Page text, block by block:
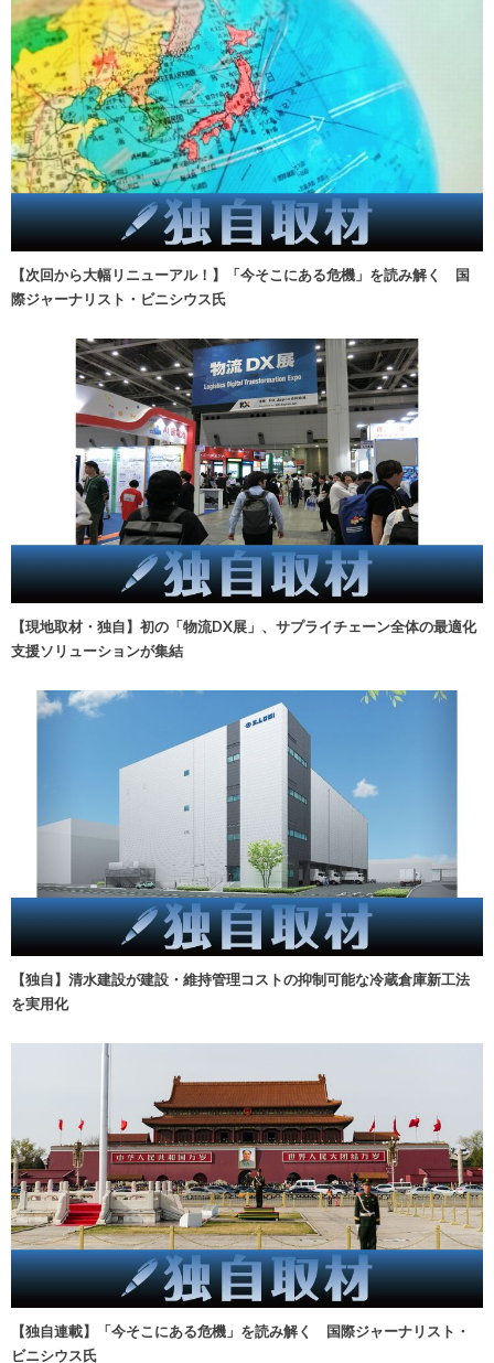
【次回から大幅リニューアル！】「今そこにある危機」を読み解く 国
際ジャーナリスト・ビニシウス氏
【現地取材・独自】初の「物流DX展」、サプライチェーン全体の最適化
支援ソリューションが集結
【独自】清水建設が建設・維持管理コストの抑制可能な冷蔵倉庫新工法
を実用化
【独自連載】「今そこにある危機」を読み解く 国際ジャーナリスト・
ビニシウス氏